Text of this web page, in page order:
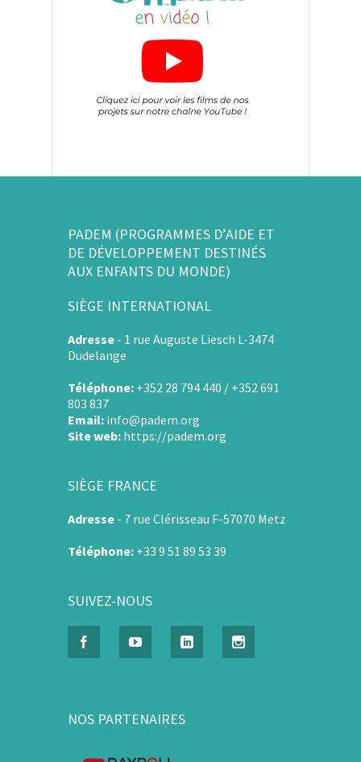
PADEM (PROGRAMMES D’AIDE ET
DE DÉVELOPPEMENT DESTINÉS
AUX ENFANTS DU MONDE)
SIÈGE INTERNATIONAL
Adresse - 1 rue Auguste Liesch L-3474
Dudelange
Téléphone: +352 28 794 440 / +352 691
803 837
Email: info@padem.org
Site web: https://padem.org
SIÈGE FRANCE
Adresse - 7 rue Clérisseau F-57070 Metz
Téléphone: +33 9 51 89 53 39
SUIVEZ-NOUS
NOS PARTENAIRES